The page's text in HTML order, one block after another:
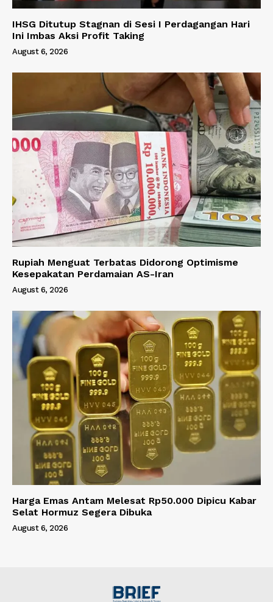
IHSG Ditutup Stagnan di Sesi I Perdagangan Hari
Ini Imbas Aksi Profit Taking
August 6, 2026
Rupiah Menguat Terbatas Didorong Optimisme
Kesepakatan Perdamaian AS-Iran
August 6, 2026
Harga Emas Antam Melesat Rp50.000 Dipicu Kabar
Selat Hormuz Segera Dibuka
August 6, 2026